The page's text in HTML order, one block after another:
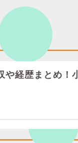
や経歴まとめ！